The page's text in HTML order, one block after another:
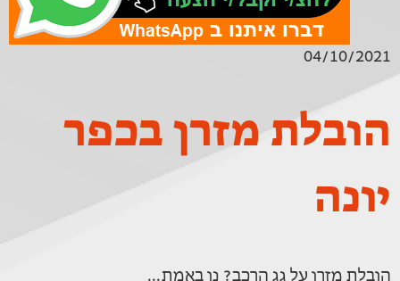
04/10/2021
הובלת מזרן בכפר
יונה
הובלת מזרן על גג הרכב? נו באמת...